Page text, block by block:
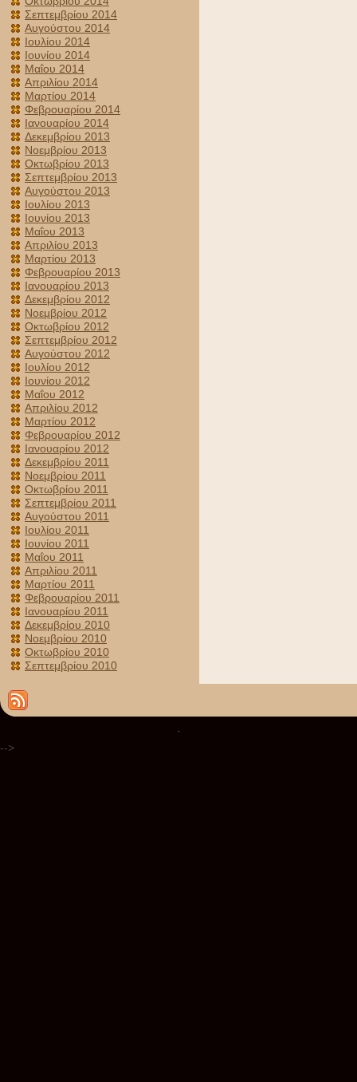
Σεπτεμβρίου 2014
Αυγούστου 2014
Ιουλίου 2014
Ιουνίου 2014
Μαΐου 2014
Απριλίου 2014
Μαρτίου 2014
Φεβρουαρίου 2014
Ιανουαρίου 2014
Δεκεμβρίου 2013
Νοεμβρίου 2013
Οκτωβρίου 2013
Σεπτεμβρίου 2013
Αυγούστου 2013
Ιουλίου 2013
Ιουνίου 2013
Μαΐου 2013
Απριλίου 2013
Μαρτίου 2013
Φεβρουαρίου 2013
Ιανουαρίου 2013
Δεκεμβρίου 2012
Νοεμβρίου 2012
Οκτωβρίου 2012
Σεπτεμβρίου 2012
Αυγούστου 2012
Ιουλίου 2012
Ιουνίου 2012
Μαΐου 2012
Απριλίου 2012
Μαρτίου 2012
Φεβρουαρίου 2012
Ιανουαρίου 2012
Δεκεμβρίου 2011
Νοεμβρίου 2011
Οκτωβρίου 2011
Σεπτεμβρίου 2011
Αυγούστου 2011
Ιουλίου 2011
Ιουνίου 2011
Μαΐου 2011
Απριλίου 2011
Μαρτίου 2011
Φεβρουαρίου 2011
Ιανουαρίου 2011
Δεκεμβρίου 2010
Νοεμβρίου 2010
Οκτωβρίου 2010
Σεπτεμβρίου 2010
-->